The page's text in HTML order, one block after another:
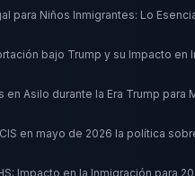
para Niños Inmigrantes: Lo
bajo Trump y su Impacto en
en Asilo durante la Era Trump para
en mayo de 2026 la política
Impacto en la Inmigración para